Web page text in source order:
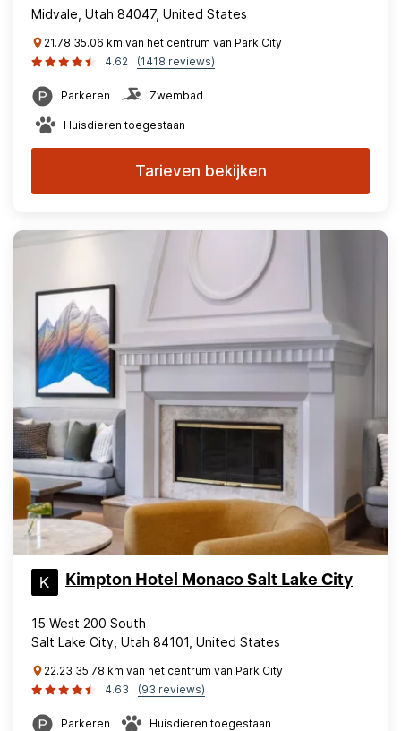
Midvale, Utah 84047, United States
21.78 35.06 km van het centrum van Park City
4.62
(1418 reviews)
Parkeren Zwembad
Huisdieren toegestaan
Tarieven bekijken
Kimpton Hotel Monaco Salt Lake City
15 West 200 South
Salt Lake City, Utah 84101, United States
22.23 35.78 km van het centrum van Park City
4.63
(93 reviews)
Parkeren Huisdieren toegestaan